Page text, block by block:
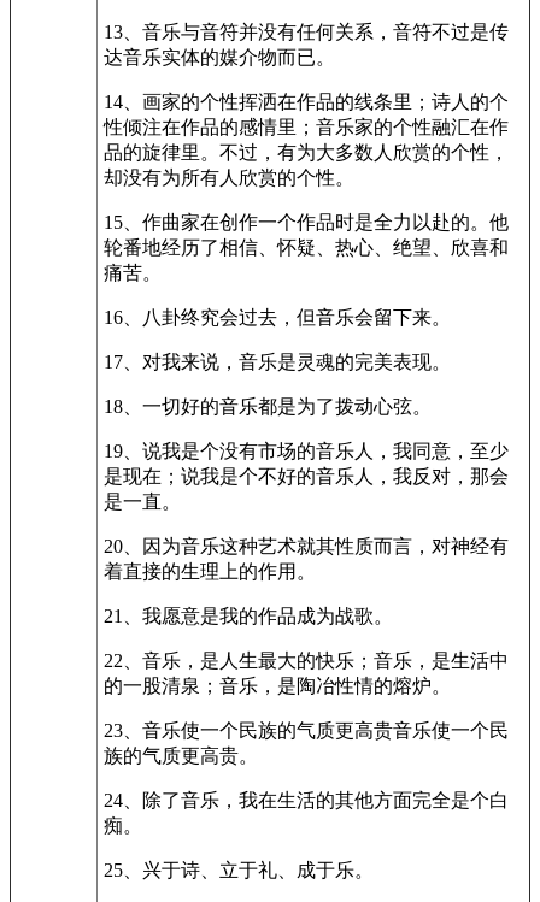
13、音乐与音符并没有任何关系，音符不过是传
达音乐实体的媒介物而已。
14、画家的个性挥洒在作品的线条里；诗人的个
性倾注在作品的感情里；音乐家的个性融汇在作
品的旋律里。不过，有为大多数人欣赏的个性，
却没有为所有人欣赏的个性。
15、作曲家在创作一个作品时是全力以赴的。他
轮番地经历了相信、怀疑、热心、绝望、欣喜和
痛苦。
16、八卦终究会过去，但音乐会留下来。
17、对我来说，音乐是灵魂的完美表现。
18、一切好的音乐都是为了拨动心弦。
19、说我是个没有市场的音乐人，我同意，至少
是现在；说我是个不好的音乐人，我反对，那会
是一直。
20、因为音乐这种艺术就其性质而言，对神经有
着直接的生理上的作用。
21、我愿意是我的作品成为战歌。
22、音乐，是人生最大的快乐；音乐，是生活中
的一股清泉；音乐，是陶冶性情的熔炉。
23、音乐使一个民族的气质更高贵音乐使一个民
族的气质更高贵。
24、除了音乐，我在生活的其他方面完全是个白
痴。
25、兴于诗、立于礼、成于乐。